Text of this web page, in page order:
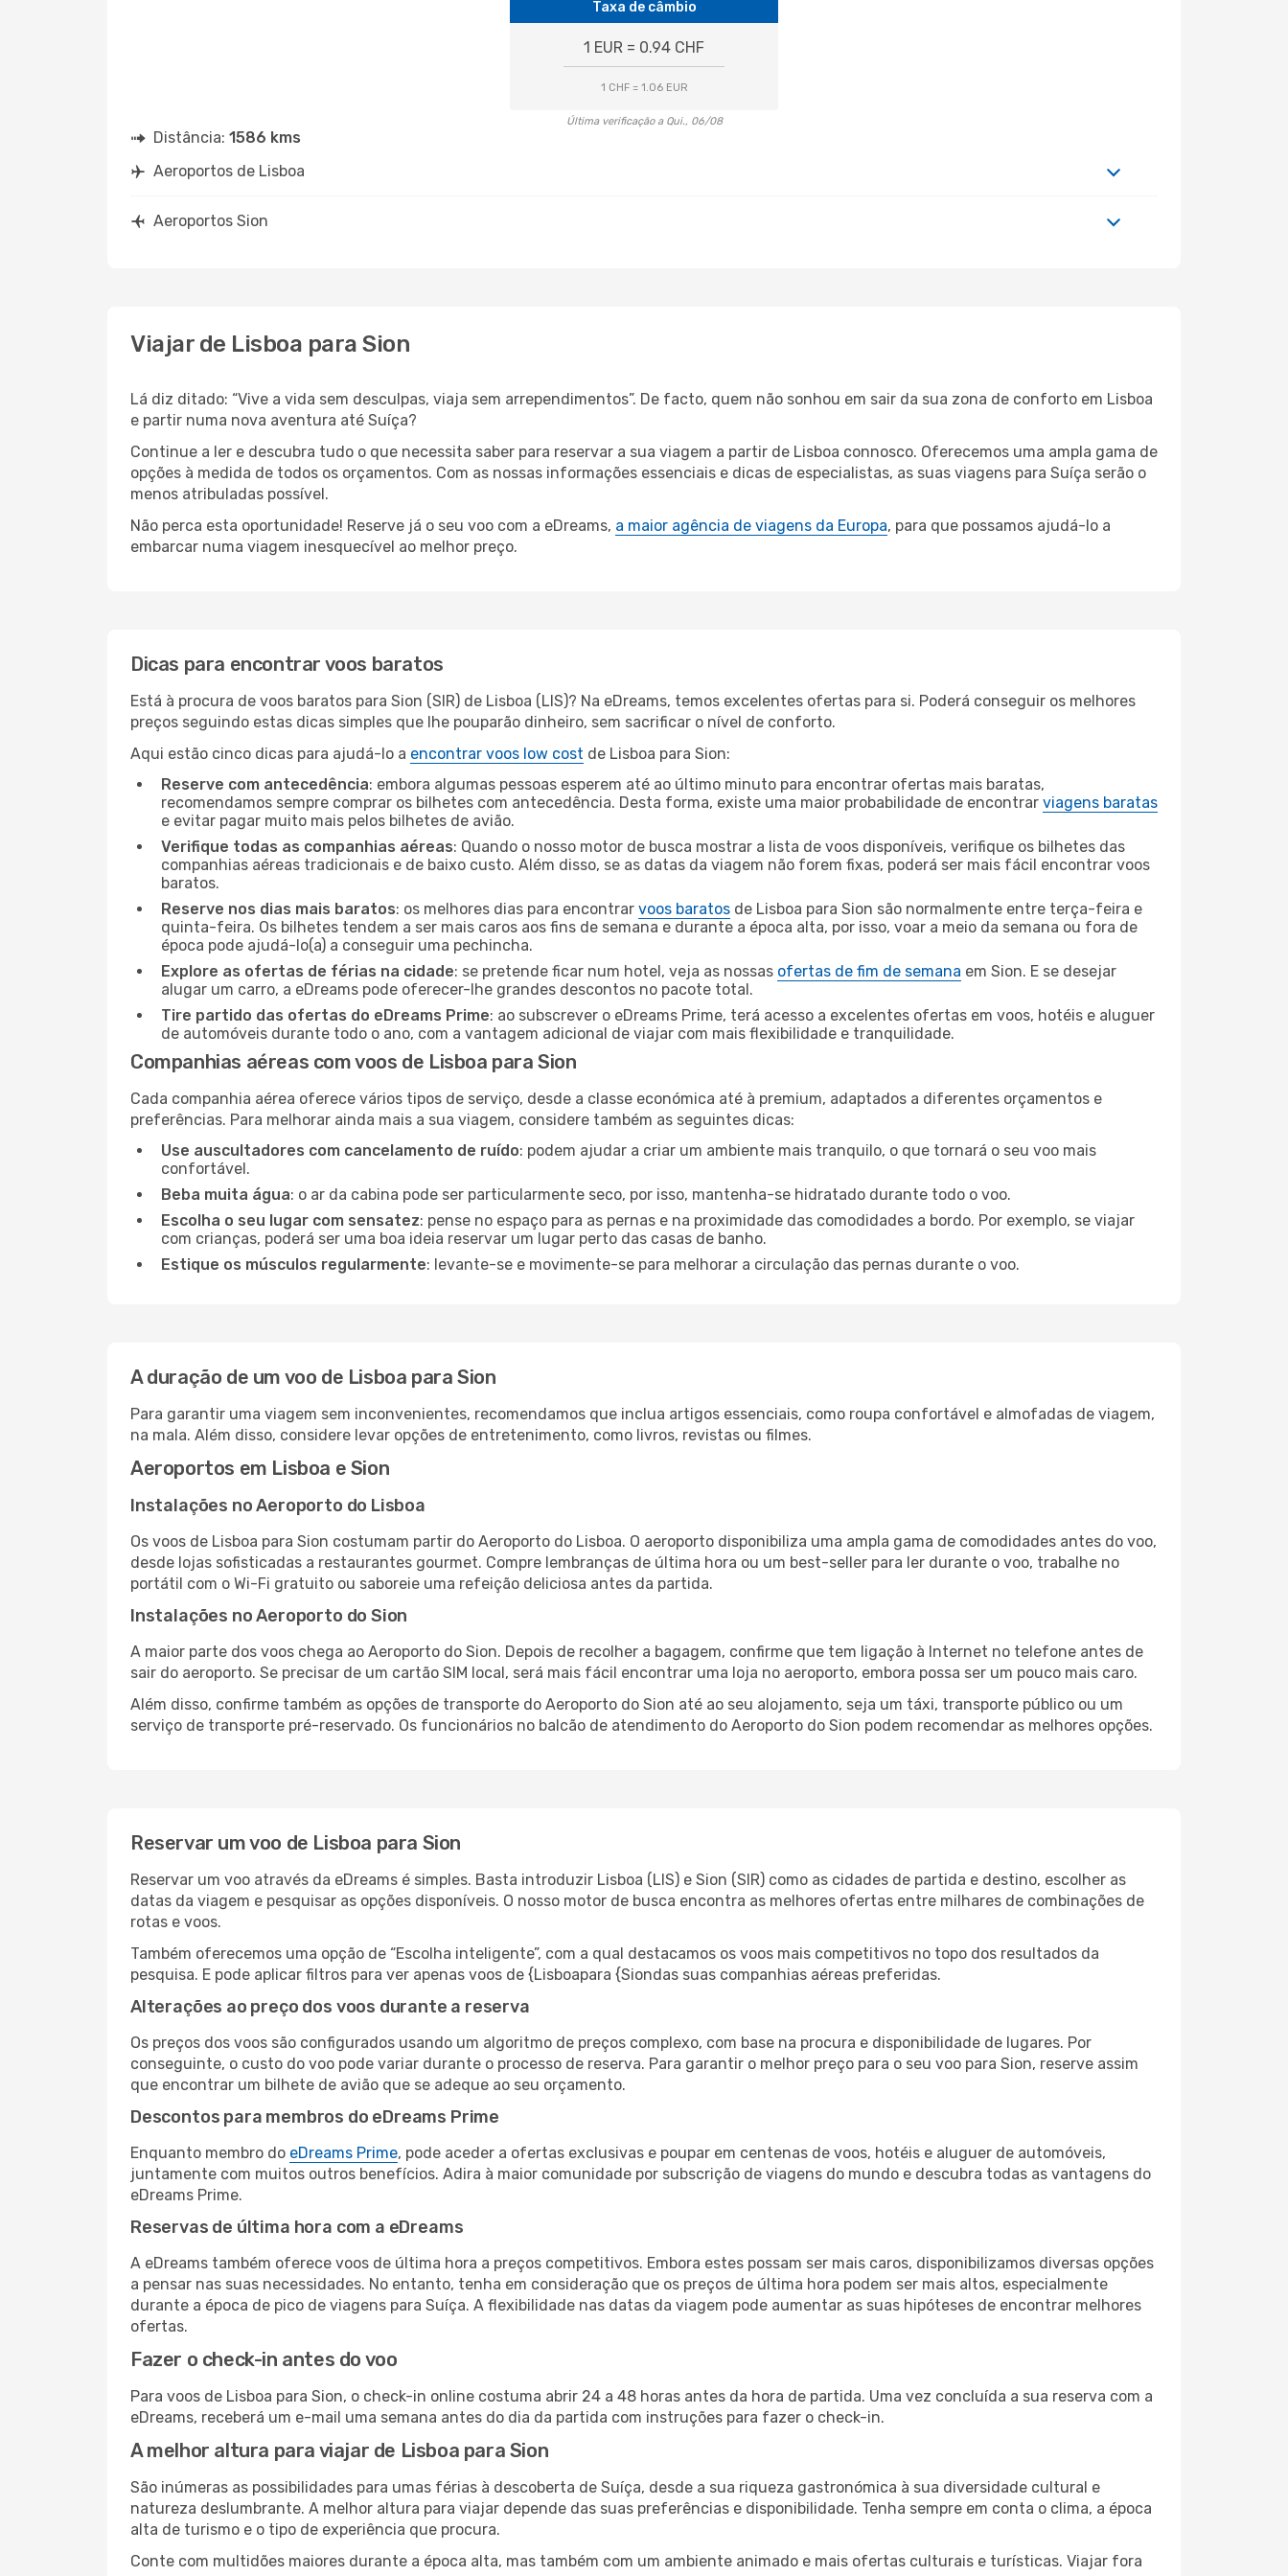
Taxa de câmbio
1 EUR = 0.94 CHF
1 CHF = 1.06 EUR
Última verificação a Qui., 06/08
Distância: 1586 kms
Aeroportos de Lisboa
Aeroportos Sion
Viajar de Lisboa para Sion
Lá diz ditado: “Vive a vida sem desculpas, viaja sem arrependimentos”. De facto, quem não sonhou em sair da sua zona de conforto em Lisboa
e partir numa nova aventura até Suíça?
Continue a ler e descubra tudo o que necessita saber para reservar a sua viagem a partir de Lisboa connosco. Oferecemos uma ampla gama de
opções à medida de todos os orçamentos. Com as nossas informações essenciais e dicas de especialistas, as suas viagens para Suíça serão o
menos atribuladas possível.
Não perca esta oportunidade! Reserve já o seu voo com a eDreams, a maior agência de viagens da Europa, para que possamos ajudá-lo a
embarcar numa viagem inesquecível ao melhor preço.
Dicas para encontrar voos baratos
Está à procura de voos baratos para Sion (SIR) de Lisboa (LIS)? Na eDreams, temos excelentes ofertas para si. Poderá conseguir os melhores
preços seguindo estas dicas simples que lhe pouparão dinheiro, sem sacrificar o nível de conforto.
Aqui estão cinco dicas para ajudá-lo a encontrar voos low cost de Lisboa para Sion:
Reserve com antecedência: embora algumas pessoas esperem até ao último minuto para encontrar ofertas mais baratas,
recomendamos sempre comprar os bilhetes com antecedência. Desta forma, existe uma maior probabilidade de encontrar viagens baratas
e evitar pagar muito mais pelos bilhetes de avião.
Verifique todas as companhias aéreas: Quando o nosso motor de busca mostrar a lista de voos disponíveis, verifique os bilhetes das
companhias aéreas tradicionais e de baixo custo. Além disso, se as datas da viagem não forem fixas, poderá ser mais fácil encontrar voos
baratos.
Reserve nos dias mais baratos: os melhores dias para encontrar voos baratos de Lisboa para Sion são normalmente entre terça-feira e
quinta-feira. Os bilhetes tendem a ser mais caros aos fins de semana e durante a época alta, por isso, voar a meio da semana ou fora de
época pode ajudá-lo(a) a conseguir uma pechincha.
Explore as ofertas de férias na cidade: se pretende ficar num hotel, veja as nossas ofertas de fim de semana em Sion. E se desejar
alugar um carro, a eDreams pode oferecer-lhe grandes descontos no pacote total.
Tire partido das ofertas do eDreams Prime: ao subscrever o eDreams Prime, terá acesso a excelentes ofertas em voos, hotéis e aluguer
de automóveis durante todo o ano, com a vantagem adicional de viajar com mais flexibilidade e tranquilidade.
Companhias aéreas com voos de Lisboa para Sion
Cada companhia aérea oferece vários tipos de serviço, desde a classe económica até à premium, adaptados a diferentes orçamentos e
preferências. Para melhorar ainda mais a sua viagem, considere também as seguintes dicas:
Use auscultadores com cancelamento de ruído: podem ajudar a criar um ambiente mais tranquilo, o que tornará o seu voo mais
confortável.
Beba muita água: o ar da cabina pode ser particularmente seco, por isso, mantenha-se hidratado durante todo o voo.
Escolha o seu lugar com sensatez: pense no espaço para as pernas e na proximidade das comodidades a bordo. Por exemplo, se viajar
com crianças, poderá ser uma boa ideia reservar um lugar perto das casas de banho.
Estique os músculos regularmente: levante-se e movimente-se para melhorar a circulação das pernas durante o voo.
A duração de um voo de Lisboa para Sion
Para garantir uma viagem sem inconvenientes, recomendamos que inclua artigos essenciais, como roupa confortável e almofadas de viagem,
na mala. Além disso, considere levar opções de entretenimento, como livros, revistas ou filmes.
Aeroportos em Lisboa e Sion
Instalações no Aeroporto do Lisboa
Os voos de Lisboa para Sion costumam partir do Aeroporto do Lisboa. O aeroporto disponibiliza uma ampla gama de comodidades antes do voo,
desde lojas sofisticadas a restaurantes gourmet. Compre lembranças de última hora ou um best-seller para ler durante o voo, trabalhe no
portátil com o Wi-Fi gratuito ou saboreie uma refeição deliciosa antes da partida.
Instalações no Aeroporto do Sion
A maior parte dos voos chega ao Aeroporto do Sion. Depois de recolher a bagagem, confirme que tem ligação à Internet no telefone antes de
sair do aeroporto. Se precisar de um cartão SIM local, será mais fácil encontrar uma loja no aeroporto, embora possa ser um pouco mais caro.
Além disso, confirme também as opções de transporte do Aeroporto do Sion até ao seu alojamento, seja um táxi, transporte público ou um
serviço de transporte pré-reservado. Os funcionários no balcão de atendimento do Aeroporto do Sion podem recomendar as melhores opções.
Reservar um voo de Lisboa para Sion
Reservar um voo através da eDreams é simples. Basta introduzir Lisboa (LIS) e Sion (SIR) como as cidades de partida e destino, escolher as
datas da viagem e pesquisar as opções disponíveis. O nosso motor de busca encontra as melhores ofertas entre milhares de combinações de
rotas e voos.
Também oferecemos uma opção de “Escolha inteligente”, com a qual destacamos os voos mais competitivos no topo dos resultados da
pesquisa. E pode aplicar filtros para ver apenas voos de {Lisboapara {Siondas suas companhias aéreas preferidas.
Alterações ao preço dos voos durante a reserva
Os preços dos voos são configurados usando um algoritmo de preços complexo, com base na procura e disponibilidade de lugares. Por
conseguinte, o custo do voo pode variar durante o processo de reserva. Para garantir o melhor preço para o seu voo para Sion, reserve assim
que encontrar um bilhete de avião que se adeque ao seu orçamento.
Descontos para membros do eDreams Prime
Enquanto membro do eDreams Prime, pode aceder a ofertas exclusivas e poupar em centenas de voos, hotéis e aluguer de automóveis,
juntamente com muitos outros benefícios. Adira à maior comunidade por subscrição de viagens do mundo e descubra todas as vantagens do
eDreams Prime.
Reservas de última hora com a eDreams
A eDreams também oferece voos de última hora a preços competitivos. Embora estes possam ser mais caros, disponibilizamos diversas opções
a pensar nas suas necessidades. No entanto, tenha em consideração que os preços de última hora podem ser mais altos, especialmente
durante a época de pico de viagens para Suíça. A flexibilidade nas datas da viagem pode aumentar as suas hipóteses de encontrar melhores
ofertas.
Fazer o check-in antes do voo
Para voos de Lisboa para Sion, o check-in online costuma abrir 24 a 48 horas antes da hora de partida. Uma vez concluída a sua reserva com a
eDreams, receberá um e-mail uma semana antes do dia da partida com instruções para fazer o check-in.
A melhor altura para viajar de Lisboa para Sion
São inúmeras as possibilidades para umas férias à descoberta de Suíça, desde a sua riqueza gastronómica à sua diversidade cultural e
natureza deslumbrante. A melhor altura para viajar depende das suas preferências e disponibilidade. Tenha sempre em conta o clima, a época
alta de turismo e o tipo de experiência que procura.
Conte com multidões maiores durante a época alta, mas também com um ambiente animado e mais ofertas culturais e turísticas. Viajar fora